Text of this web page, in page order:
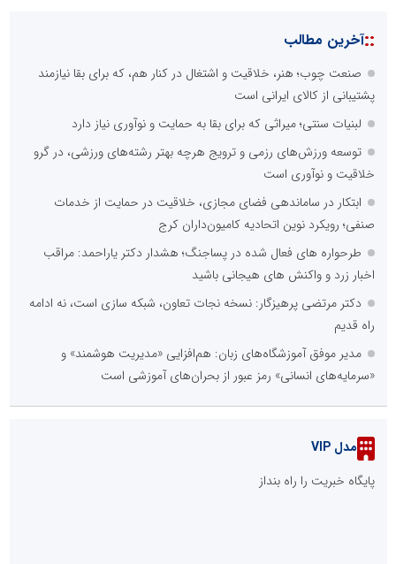
::آخرین مطالب
صنعت چوب؛ هنر، خلاقیت و اشتغال در کنار هم، که برای بقا نیازمند
پشتیبانی از کالای ایرانی است
لبنیات سنتی؛ میراثی که برای بقا به حمایت و نوآوری نیاز دارد
توسعه ورزش‌های رزمی و ترویج هرچه بهتر رشته‌های ورزشی، در گرو
خلاقیت و نوآوری است
ابتکار در ساماندهی فضای مجازی، خلاقیت در حمایت از خدمات
صنفی؛ رویکرد نوین اتحادیه کامیون‌داران کرج
طرحواره های فعال شده در پساجنگ؛ هشدار دکتر یاراحمد: مراقب
اخبار زرد و واکنش های هیجانی باشید
دکتر مرتضی پرهیزگار: نسخه نجات تعاون، شبکه سازی است، نه ادامه
راه قدیم
مدیر موفق آموزشگاه‌های زبان: هم‌افزایی «مدیریت هوشمند» و
«سرمایه‌های انسانی» رمز عبور از بحران‌های آموزشی است
مدل VIP
پایگاه خبریت را راه بنداز